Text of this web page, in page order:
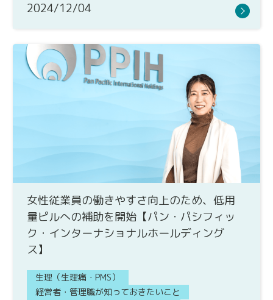
2024/12/04
女性従業員の働きやすさ向上のため、低用
量ピルへの補助を開始【パン・パシフィッ
ク・インターナショナルホールディング
ス】
生理（生理痛・PMS）
経営者・管理職が知っておきたいこと